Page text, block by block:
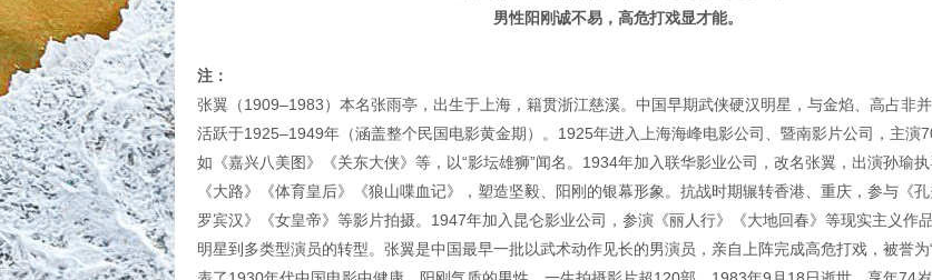
男性阳刚诚不易，高危打戏显才能。
注：
张翼（1909–1983）本名张雨亭，出生于上海，籍贯浙江慈溪。中国早期武侠硬汉明星，与金焰、高占非并
活跃于1925–1949年（涵盖整个民国电影黄金期）。1925年进入上海海峰电影公司、暨南影片公司，主演
如《嘉兴八美图》《关东大侠》等，以“影坛雄狮”闻名。1934年加入联华影业公司，改名张翼，出演孙瑜
《大路》《体育皇后》《狼山喋血记》，塑造坚毅、阳刚的银幕形象。抗战时期辗转香港、重庆，参与《
罗宾汉》《女皇帝》等影片拍摄。1947年加入昆仑影业公司，参演《丽人行》《大地回春》等现实主义作
明星到多类型演员的转型。张翼是中国最早一批以武术动作见长的男演员，亲自上阵完成高危打戏，被誉为